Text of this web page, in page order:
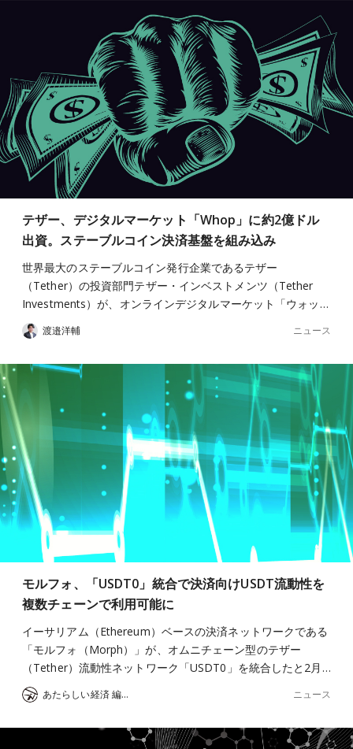
テザー、デジタルマーケット「Whop」に約2億ドル
出資。ステーブルコイン決済基盤を組み込み
世界最大のステーブルコイン発行企業であるテザー
（Tether）の投資部門テザー・インベストメンツ（Tether
Investments）が、オンラインデジタルマーケット「ウォッ…
渡邉洋輔 ニュース
モルフォ、「USDT0」統合で決済向けUSDT流動性を
複数チェーンで利用可能に
イーサリアム（Ethereum）ベースの決済ネットワークである
「モルフォ（Morph）」が、オムニチェーン型のテザー
（Tether）流動性ネットワーク「USDT0」を統合したと2月…
あたらしい経済 編集部 ニュース